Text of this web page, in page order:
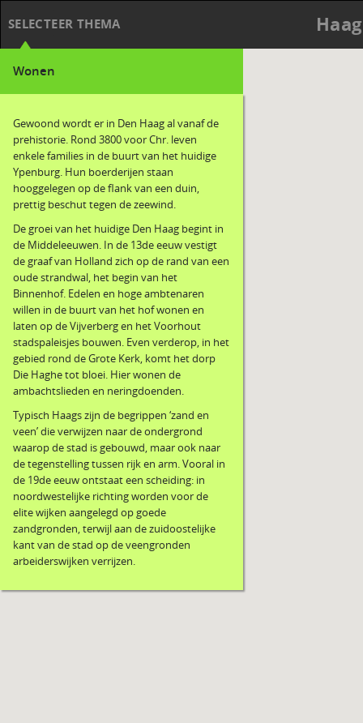
SELECTEER THEMA
Wonen
Gewoond wordt er in Den Haag al vanaf de
prehistorie. Rond 3800 voor Chr. leven
enkele families in de buurt van het huidige
Ypenburg. Hun boerderijen staan
hooggelegen op de flank van een duin,
prettig beschut tegen de zeewind.
De groei van het huidige Den Haag begint in
de Middeleeuwen. In de 13de eeuw vestigt
de graaf van Holland zich op de rand van een
oude strandwal, het begin van het
Binnenhof. Edelen en hoge ambtenaren
willen in de buurt van het hof wonen en
laten op de Vijverberg en het Voorhout
stadspaleisjes bouwen. Even verderop, in het
gebied rond de Grote Kerk, komt het dorp
Die Haghe tot bloei. Hier wonen de
ambachtslieden en neringdoenden.
Typisch Haags zijn de begrippen ‘zand en
veen’ die verwijzen naar de ondergrond
waarop de stad is gebouwd, maar ook naar
de tegenstelling tussen rijk en arm. Vooral in
de 19de eeuw ontstaat een scheiding: in
noordwestelijke richting worden voor de
elite wijken aangelegd op goede
zandgronden, terwijl aan de zuidoostelijke
kant van de stad op de veengronden
arbeiderswijken verrijzen.